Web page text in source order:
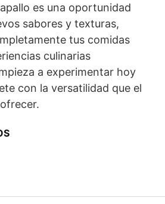
es una oportunidad
sabores y texturas,
tus comidas
culinarias
a experimentar hoy
con la versatilidad que el